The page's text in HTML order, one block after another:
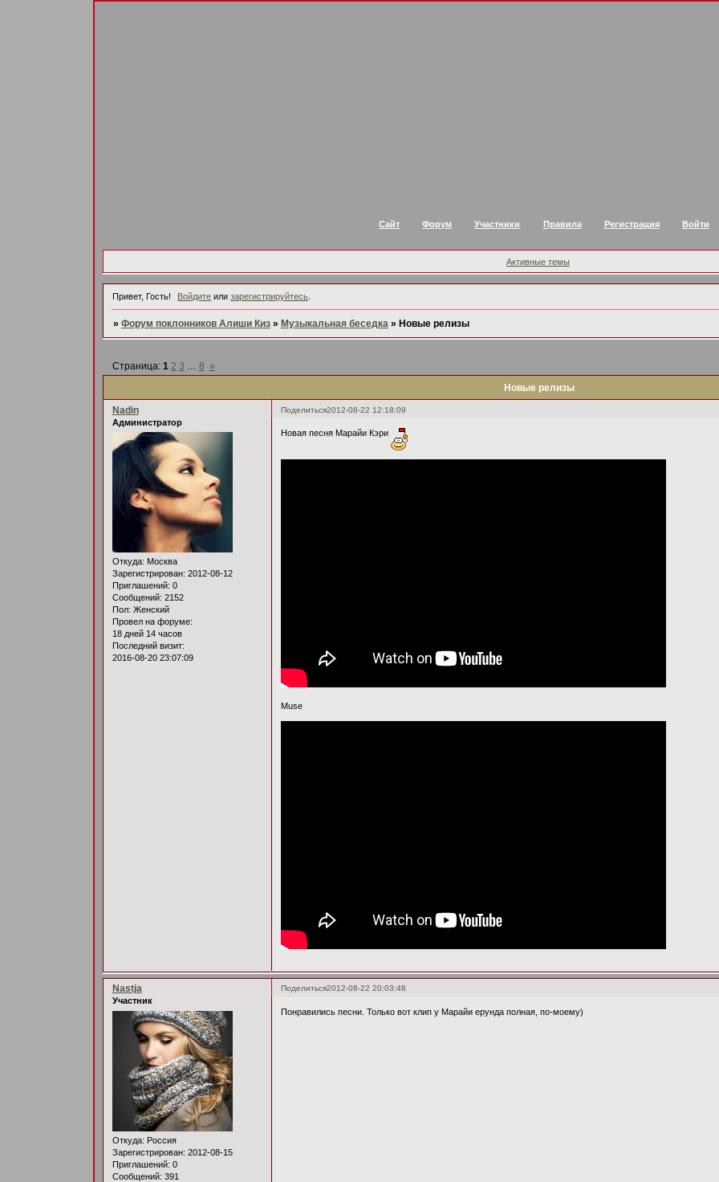
Сайт Форум Участники Правила Регистрация Войти
Активные темы
Привет, Гость! Войдите илизарегистрируйтесь
» Форум поклонников Алиши Киз » Музыкальная беседка » Новые релизы
Новые релизы
Страница: 1 2 3 … 8 »
Поделиться2012-08-22 12:18:09
Nadin
Администратор
Откуда: Москва
Зарегистрирован: 2012-08-12
Приглашений: 0
Сообщений: 2152
Пол: Женский
Провел на форуме:
18 дней 14 часов
Последний визит:
2016-08-20 23:07:09
Новая песня Марайи Кэри
Muse
Поделиться2012-08-22 20:03:48
Nastja
Участник
Откуда: Россия
Зарегистрирован: 2012-08-15
Приглашений: 0
Сообщений: 391
Понравились песни. Только вот клип у Марайи ерунда полная, по-моему)